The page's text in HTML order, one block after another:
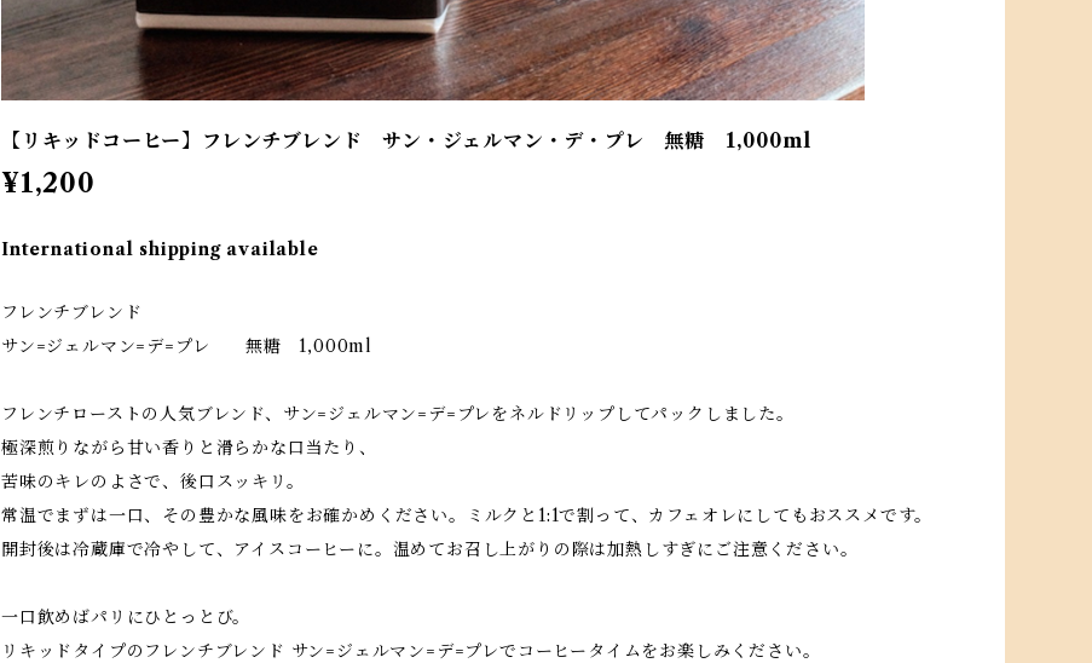
【リキッドコーヒー】フレンチブレンド サン・ジェルマン・デ・プレ 無糖 1,000ml
¥1,200
International shipping available
フレンチブレンド
サン=ジェルマン=デ=プレ 無糖 1,000ml
フレンチローストの人気ブレンド、サン=ジェルマン=デ=プレをネルドリップしてパックしました。
極深煎りながら甘い香りと滑らかな口当たり、
苦味のキレのよさで、後口スッキリ。
常温でまずは一口、その豊かな風味をお確かめください。ミルクと1:1で割って、カフェオレにしてもおススメです。
開封後は冷蔵庫で冷やして、アイスコーヒーに。温めてお召し上がりの際は加熱しすぎにご注意ください。
一口飲めばパリにひとっとび。
リキッドタイプのフレンチブレンド サン=ジェルマン=デ=プレでコーヒータイムをお楽しみください。